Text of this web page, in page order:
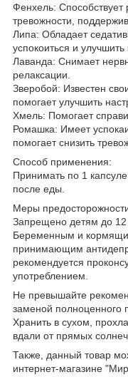
Фенхель:
тревожности,
Липа: Обладает
успокоиться и улучшить
Лаванда: Снимает
релаксации.
Зверобой: Известен
помогает улучшить
Хмель: Помогает
Ромашка: Имеет
помогает снизить
Способ применения:
Принимать по 1
после еды.
Меры
Запрещено детям до 12
Беременным и
принимающим
рекомендуется
употреблением.
Не превышайте
заменой полноценного
Хранить в сухом,
вдали от прямых
Также, данный товар
интернет-магазине